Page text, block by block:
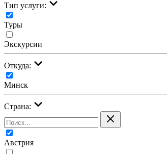
Тип услуги:
Туры
Экскурсии
Откуда:
Минск
Страна:
Австрия